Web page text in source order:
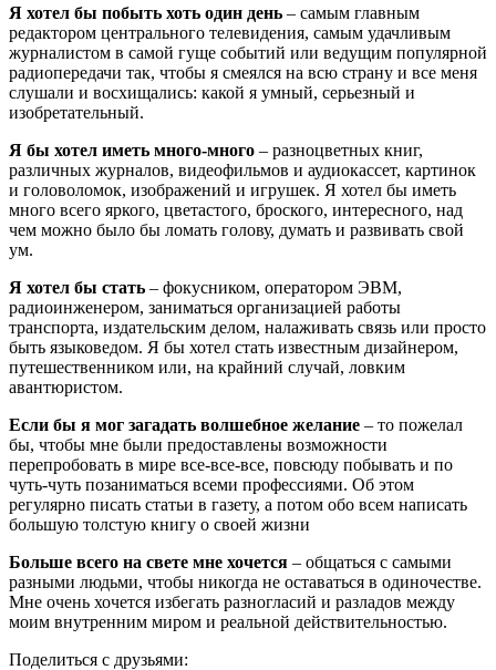
Я хотел бы побыть хоть один день – самым главным
редактором центрального телевидения, самым удачливым
журналистом в самой гуще событий или ведущим популярной
радиопередачи так, чтобы я смеялся на всю страну и все меня
слушали и восхищались: какой я умный, серьезный и
изобретательный.
Я бы хотел иметь много-много – разноцветных книг,
различных журналов, видеофильмов и аудиокассет, картинок
и головоломок, изображений и игрушек. Я хотел бы иметь
много всего яркого, цветастого, броского, интересного, над
чем можно было бы ломать голову, думать и развивать свой
ум.
Я хотел бы стать – фокусником, оператором ЭВМ,
радиоинженером, заниматься организацией работы
транспорта, издательским делом, налаживать связь или просто
быть языковедом. Я бы хотел стать известным дизайнером,
путешественником или, на крайний случай, ловким
авантюристом.
Если бы я мог загадать волшебное желание – то пожелал
бы, чтобы мне были предоставлены возможности
перепробовать в мире все-все-все, повсюду побывать и по
чуть-чуть позаниматься всеми профессиями. Об этом
регулярно писать статьи в газету, а потом обо всем написать
большую толстую книгу о своей жизни
Больше всего на свете мне хочется – общаться с самыми
разными людьми, чтобы никогда не оставаться в одиночестве.
Мне очень хочется избегать разногласий и разладов между
моим внутренним миром и реальной действительностью.
Поделиться с друзьями: